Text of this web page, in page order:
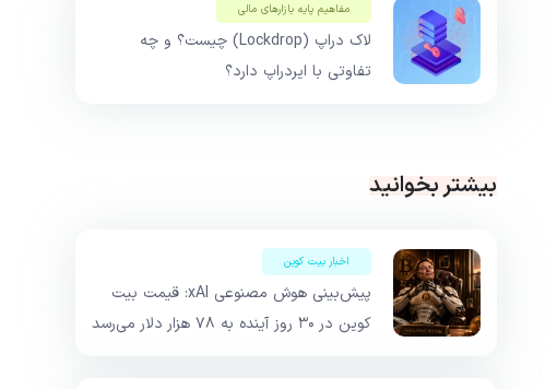
مفاهیم پایه بازار‌های مالی
لاک دراپ (Lockdrop) چیست؟ و چه
تفاوتی با ایردراپ دارد؟
بیشتر بخوانید
اخبار بیت کوین
پیش‌بینی هوش مصنوعی xAI: قیمت بیت
کوین در ۳۰ روز آینده به ۷۸ هزار دلار می‌رسد